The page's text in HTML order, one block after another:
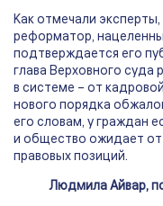
Как отмечали
реформатор,
подтверждается его
глава Верховного суда
в системе – от
нового порядка
его словам, у граждан
и общество ожидает
правовых позиций.
Людмила Айвар,